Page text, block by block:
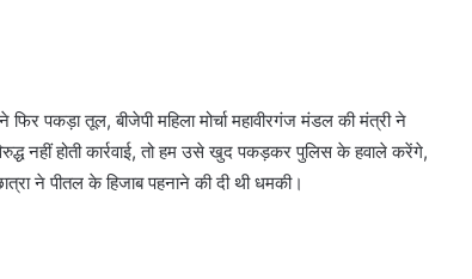
पकड़ा तूल, बीजेपी महिला मोर्चा महावीरगंज मंडल की मंत्री ने
नहीं होती कार्रवाई, तो हम उसे खुद पकड़कर पुलिस के हवाले करेंगे,
ने पीतल के हिजाब पहनाने की दी थी धमकी।